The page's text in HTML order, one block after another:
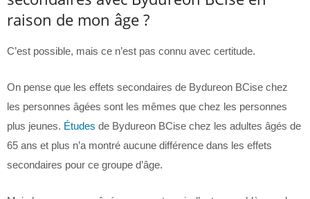
raison de mon âge ?
C’est possible, mais ce n’est pas connu avec certitude.
On pense que les effets secondaires de Bydureon BCise chez
les personnes âgées sont les mêmes que chez les personnes
plus jeunes. Études de Bydureon BCise chez les adultes âgés de
65 ans et plus n’a montré aucune différence dans les effets
secondaires pour ce groupe d’âge.